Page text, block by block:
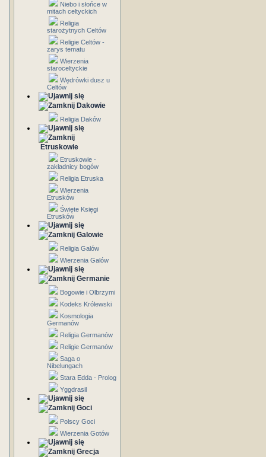
Niebo i słońce w
mitach celtyckich
Religia
starożytnych Celtów
Religie Celtów -
zarys tematu
Wierzenia
staroceltyckie
Wędrówki dusz u
Celtów
Dakowie
Religia Daków
Etruskowie
Etruskowie -
zakładnicy bogów
Religia Etruska
Wierzenia
Etrusków
Święte Księgi
Etrusków
Galowie
Religia Galów
Wierzenia Galów
Germanie
Bogowie i Olbrzymi
Kodeks Królewski
Kosmologia
Germanów
Religia Germanów
Religie Germanów
Saga o
Nibelungach
Stara Edda - Prolog
Yggdrasil
Goci
Polscy Goci
Wierzenia Gotów
Grecja